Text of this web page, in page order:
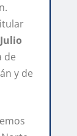
Julio
de
y de